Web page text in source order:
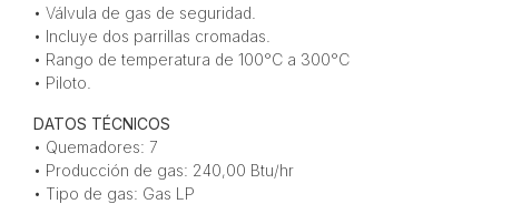
• Válvula de gas de seguridad.
• Incluye dos parrillas cromadas.
• Rango de temperatura de 100°C a 300°C
• Piloto.
DATOS TÉCNICOS
• Quemadores: 7
• Producción de gas: 240,00 Btu/hr
• Tipo de gas: Gas LP